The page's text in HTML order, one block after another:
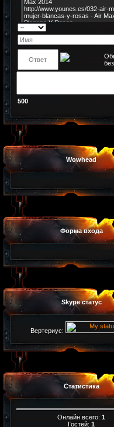
500
Wowhead
Форма входа
Skype статус
Вертериус:
Статистика
Онлайн всего: 1
Гостей: 1